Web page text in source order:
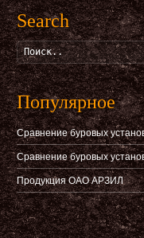
Search
Популярное
Сравнение буровых
Сравнение буровых
Продукция ОАО АРЗИЛ